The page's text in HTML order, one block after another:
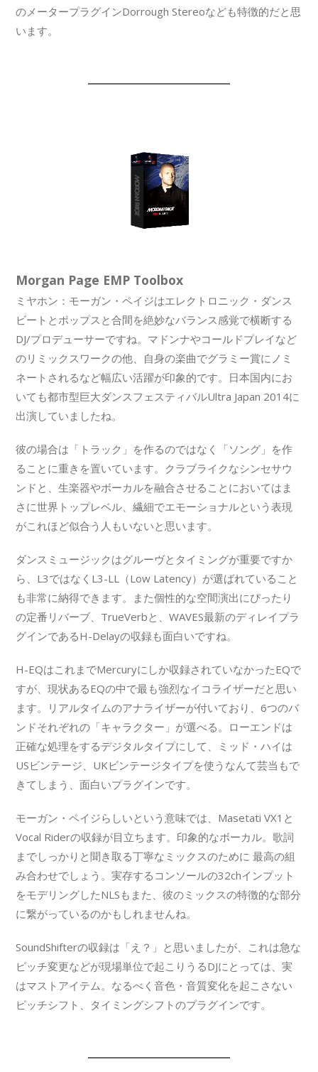
のメータープラグインDorrough Stereoなども特徴的だと思
います。
Morgan Page EMP Toolbox
ミヤホン：モーガン・ペイジはエレクトロニック・ダンス
ビートとポップスと合間を絶妙なバランス感覚で横断する
DJ/プロデューサーですね。マドンナやコールドプレイなど
のリミックスワークの他、自身の楽曲でグラミー賞にノミ
ネートされるなど幅広い活躍が印象的です。日本国内にお
いても都市型巨大ダンスフェスティバルUltra Japan 2014に
出演していましたね。
彼の場合は「トラック」を作るのではなく「ソング」を作
ることに重きを置いています。クラブライクなシンセサウ
ンドと、生楽器やボーカルを融合させることにおいてはま
さに世界トップレベル、繊細でエモーショナルという表現
がこれほど似合う人もいないと思います。
ダンスミュージックはグルーヴとタイミングが重要ですか
ら、L3ではなくL3-LL（Low Latency）が選ばれていること
も非常に納得できます。また個性的な空間演出にぴったり
の定番リバーブ、TrueVerbと、WAVES最新のディレイプラ
グインであるH-Delayの収録も面白いですね。
H-EQはこれまでMercuryにしか収録されていなかったEQで
すが、現状あるEQの中で最も強烈なイコライザーだと思い
ます。リアルタイムのアナライザーが付いており、6つのバ
ンドそれぞれの「キャラクター」が選べる。ローエンドは
正確な処理をするデジタルタイプにして、ミッド・ハイは
USビンテージ、UKビンテージタイプを使うなんて芸当もで
きてしまう、面白いプラグインです。
モーガン・ペイジらしいという意味では、Masetati VX1と
Vocal Riderの収録が目立ちます。印象的なボーカル。歌詞
までしっかりと聞き取る丁寧なミックスのために 最高の組
み合わせでしょう。実存するコンソールの32chインプット
をモデリングしたNLSもまた、彼のミックスの特徴的な部分
に繋がっているのかもしれませんね。
SoundShifterの収録は「え？」と思いましたが、これは急な
ピッチ変更などが現場単位で起こりうるDJにとっては、実
はマストアイテム。なるべく音色・音質変化を起こさない
ピッチシフト、タイミングシフトのプラグインです。